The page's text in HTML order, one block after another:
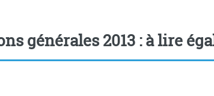
générales 2013 : à lire